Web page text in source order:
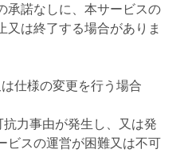
承諾なしに、本サービスの
又は終了する場合がありま
仕様の変更を行う場合
力事由が発生し、又は発
ビスの運営が困難又は不可